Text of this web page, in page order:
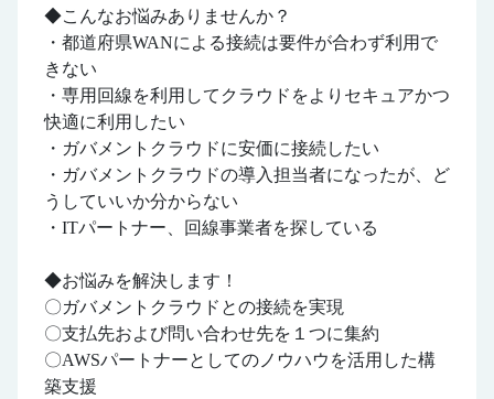
◆こんなお悩みありませんか？
・都道府県WANによる接続は要件が合わず利用で
きない
・専用回線を利用してクラウドをよりセキュアかつ
快適に利用したい
・ガバメントクラウドに安価に接続したい
・ガバメントクラウドの導入担当者になったが、ど
うしていいか分からない
・ITパートナー、回線事業者を探している
◆お悩みを解決します！
〇ガバメントクラウドとの接続を実現
〇支払先および問い合わせ先を１つに集約
〇AWSパートナーとしてのノウハウを活用した構
築支援